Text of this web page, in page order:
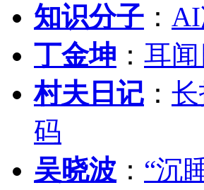
知识分子 ：
丁金坤 ： 耳
村夫日记 ：
码
吴晓波 ： “沉